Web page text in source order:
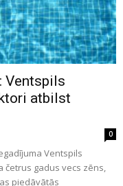
Ventspils
atbilst
0
Ventspils
gadus vecs zēns,
piedāvātās